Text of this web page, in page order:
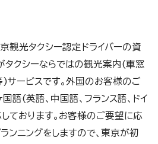
観光タクシー認定ドライバーの資
クシーならではの観光案内(車窓
サービスです。外国のお客様のご
語(英語、中国語、フランス語、ドイ
ております。お客様のご要望に応
ンニングをしますので、東京が初